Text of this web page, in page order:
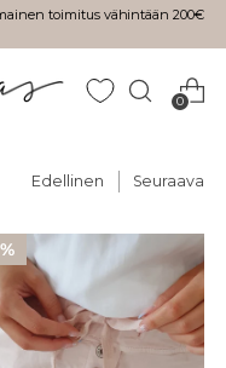
toimitus vähintään 200€
0
Edellinen Seuraava